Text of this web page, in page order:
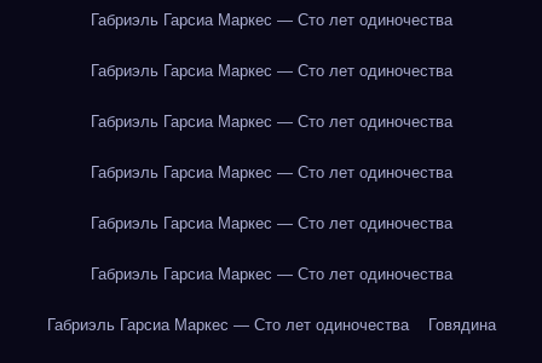
Габриэль Гарсиа Маркес — Сто лет одиночества
Габриэль Гарсиа Маркес — Сто лет одиночества
Габриэль Гарсиа Маркес — Сто лет одиночества
Габриэль Гарсиа Маркес — Сто лет одиночества
Габриэль Гарсиа Маркес — Сто лет одиночества
Габриэль Гарсиа Маркес — Сто лет одиночества
Габриэль Гарсиа Маркес — Сто лет одиночества Говядина